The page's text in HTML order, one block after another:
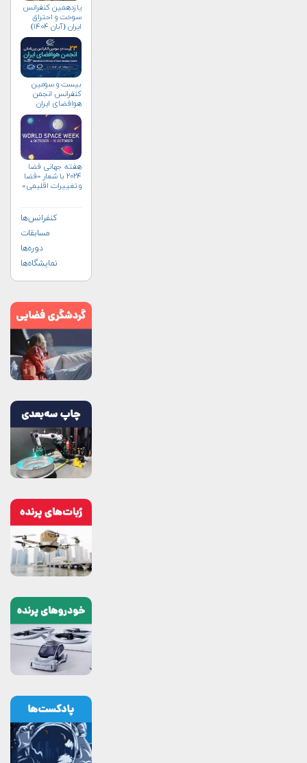
یازدهمین کنفرانس
سوخت و احتراق
ایران (آبان‌ ۱۴۰۴)
بیست و سومین
کنفرانس انجمن
هوافضای ايران
هفته جهانی فضا
۲۰۲۴ با شعار «فضا
و تغییرات اقلیمی»
کنفرانس‌ها
مسابقات
دوره‌ها
نمایشگاه‌ها